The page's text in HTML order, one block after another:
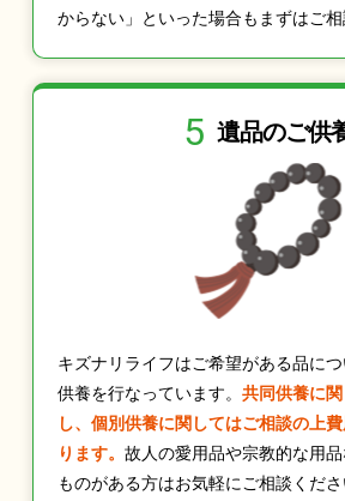
からない」といった場合もまずはご相
5 遺品のご供
キズナリライフはご希望がある品に
供養を行なっています。 共同供養に
し、個別供養に関してはご相談の上
ります。 故人の愛用品や宗教的な用
ものがある方はお気軽にご相談くださ